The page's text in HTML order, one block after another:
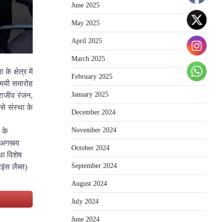
के क्षेत्र में
समारोह
रंजन,
से संस्था के
के
विशेष
लैब्स)
June 2025
May 2025
April 2025
March 2025
February 2025
January 2025
December 2024
November 2024
October 2024
September 2024
August 2024
July 2024
June 2024